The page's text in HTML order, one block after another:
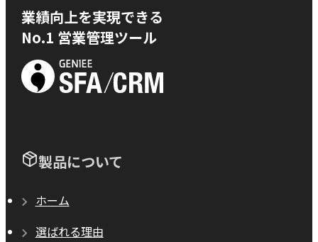
業績向上を実現できる
No.1 営業管理ツール
製品について
ホーム
選ばれる理由